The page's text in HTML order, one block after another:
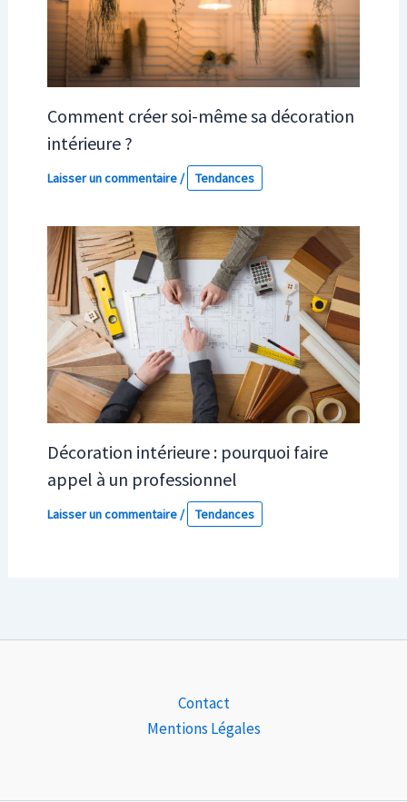
Comment créer soi-même sa décoration
intérieure ?
Laisser un commentaire / Tendances
Décoration intérieure : pourquoi faire
appel à un professionnel
Laisser un commentaire/ Tendances
Contact
Mentions Légales